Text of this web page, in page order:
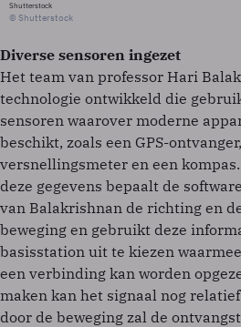
Shutterstock
© Shutterstock
Diverse sensoren ingezet
Het team van professor Hari
technologie ontwikkeld die
sensoren waarover moderne
beschikt, zoals een GPS-
versnellingsmeter en een
deze gegevens bepaalt de
van Balakrishnan de richting en
beweging en gebruikt deze
basisstation uit te kiezen
een verbinding kan worden
maken kan het signaal nog
door de beweging zal de